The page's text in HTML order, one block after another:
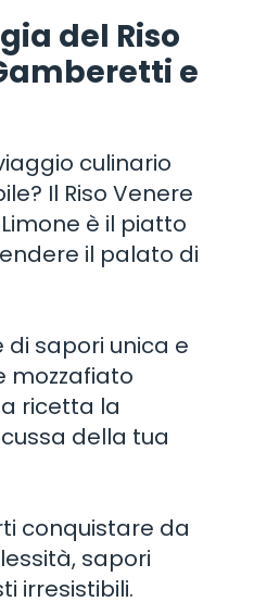
del Riso
e
culinario
Il Riso Venere
è il piatto
il palato di
di sapori unica e
mozzafiato
ricetta la
della tua
conquistare da
sapori
irresistibili.